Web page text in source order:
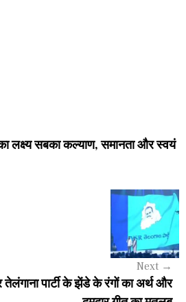
लक्ष्य सबका कल्याण, समानता और स्वयं
Next →
पार्टी के झेंडे के रंगों का अर्थ और